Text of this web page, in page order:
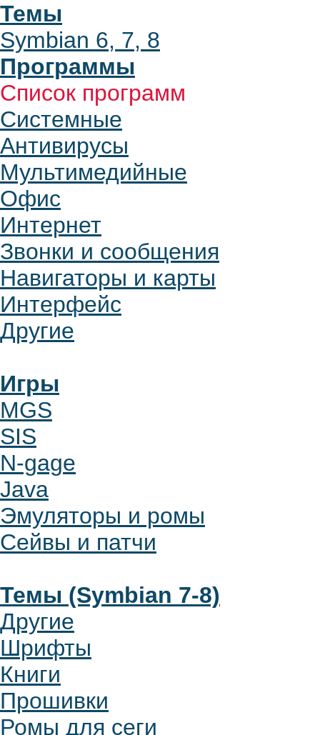
Темы
Symbian 6, 7, 8
Программы
Список программ
Системные
Антивирусы
Мультимедийные
Офис
Интернет
Звонки и сообщения
Навигаторы и карты
Интерфейс
Другие
Игры
MGS
SIS
N-gage
Java
Эмуляторы и ромы
Сейвы и патчи
Темы (Symbian 7-8)
Другие
Шрифты
Книги
Прошивки
Ромы для сеги